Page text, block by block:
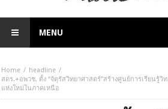
MENU
Home
headline
สดร.+อพวช. ตั้ง “จัตุรัสวิทยาศาสตร์”สร้างศูนย์การเรียนรู้
แห่งใหม่ในภาคเหนือ